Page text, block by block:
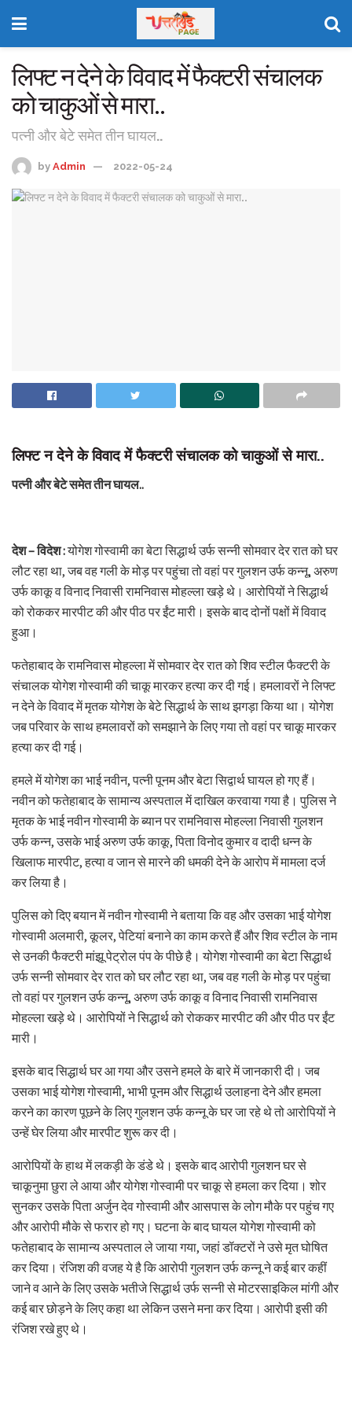
लिफ्ट न देने के विवाद में फैक्टरी संचालक
को चाकुओं से मारा..
पत्नी और बेटे समेत तीन घायल..
by Admin 2022-05-24
लिफ्ट न देने के विवाद में फैक्टरी संचालक को चाकुओं से मारा..
पत्नी और बेटे समेत तीन घायल..
देश – विदेश :योगेश गोस्वामी का बेटा सिद्धार्थ उर्फ सन्नी सोमवार देर रात को घर
लौट रहा था, जब वह गली के मोड़ पर पहुंचा तो वहां पर गुलशन उर्फ कन्नू, अरुण
उर्फ काकू व विनाद निवासी रामनिवास मोहल्ला खड़े थे। आरोपियों ने सिद्धार्थ
को रोककर मारपीट की और पीठ पर ईंट मारी। इसके बाद दोनों पक्षों में विवाद
हुआ।
फतेहाबाद के रामनिवास मोहल्ला में सोमवार देर रात को शिव स्टील फैक्टरी के
संचालक योगेश गोस्वामी की चाकू मारकर हत्या कर दी गई। हमलावरों ने लिफ्ट
न देने के विवाद में मृतक योगेश के बेटे सिद्धार्थ के साथ झगड़ा किया था। योगेश
जब परिवार के साथ हमलावरों को समझाने के लिए गया तो वहां पर चाकू मारकर
हत्या कर दी गई।
हमले में योगेश का भाई नवीन, पत्नी पूनम और बेटा सिद्वार्थ घायल हो गए हैं।
नवीन को फतेहाबाद के सामान्य अस्पताल में दाखिल करवाया गया है। पुलिस ने
मृतक के भाई नवीन गोस्वामी के ब्यान पर रामनिवास मोहल्ला निवासी गुलशन
उर्फ कन्न, उसके भाई अरुण उर्फ काकू, पिता विनोद कुमार व दादी धन्न के
खिलाफ मारपीट, हत्या व जान से मारने की धमकी देने के आरोप में मामला दर्ज
कर लिया है।
पुलिस को दिए बयान में नवीन गोस्वामी ने बताया कि वह और उसका भाई योगेश
गोस्वामी अलमारी, कूलर, पेटियां बनाने का काम करते हैं और शिव स्टील के नाम
से उनकी फैक्टरी मांझू पेट्रोल पंप के पीछे है। योगेश गोस्वामी का बेटा सिद्धार्थ
उर्फ सन्नी सोमवार देर रात को घर लौट रहा था, जब वह गली के मोड़ पर पहुंचा
तो वहां पर गुलशन उर्फ कन्नू, अरुण उर्फ काकू व विनाद निवासी रामनिवास
मोहल्ला खड़े थे। आरोपियों ने सिद्धार्थ को रोककर मारपीट की और पीठ पर ईंट
मारी।
इसके बाद सिद्धार्थ घर आ गया और उसने हमले के बारे में जानकारी दी। जब
उसका भाई योगेश गोस्वामी, भाभी पूनम और सिद्धार्थ उलाहना देने और हमला
करने का कारण पूछने के लिए गुलशन उर्फ कन्नू के घर जा रहे थे तो आरोपियों ने
उन्हें घेर लिया और मारपीट शुरू कर दी।
आरोपियों के हाथ में लकड़ी के डंडे थे। इसके बाद आरोपी गुलशन घर से
चाकूनुमा छुरा ले आया और योगेश गोस्वामी पर चाकू से हमला कर दिया। शोर
सुनकर उसके पिता अर्जुन देव गोस्वामी और आसपास के लोग मौके पर पहुंच गए
और आरोपी मौके से फरार हो गए। घटना के बाद घायल योगेश गोस्वामी को
फतेहाबाद के सामान्य अस्पताल ले जाया गया, जहां डॉक्टरों ने उसे मृत घोषित
कर दिया। रंजिश की वजह ये है कि आरोपी गुलशन उर्फ कन्नू ने कई बार कहीं
जाने व आने के लिए उसके भतीजे सिद्धार्थ उर्फ सन्नी से मोटरसाइकिल मांगी और
कई बार छोड़ने के लिए कहा था लेकिन उसने मना कर दिया। आरोपी इसी की
रंजिश रखे हुए थे।